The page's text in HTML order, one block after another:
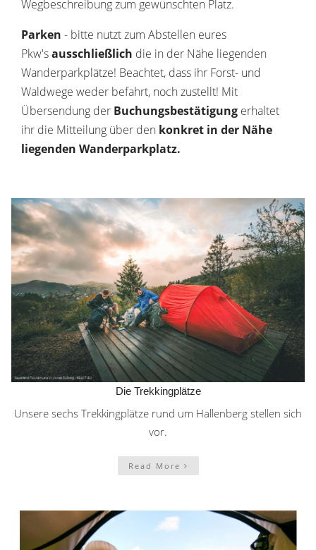
Wegbeschreibung zum gewünschten Platz.
Parken - bitte nutzt zum Abstellen eures
Pkw'sausschließlich die in der Nähe liegenden
Wanderparkplätze! Beachtet, dass ihr Forst- und
Waldwege weder befahrt, noch zustellt! Mit
Übersendung der Buchungsbestätigung erhaltet
ihr die Mitteilung über den konkret in der Nähe
liegenden Wanderparkplatz.
Die Trekkingplätze
Unsere sechs Trekkingplätze rund um Hallenberg stellen sich
vor.
Read More